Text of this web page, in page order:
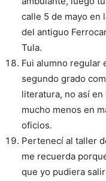
calle 5 de mayo en
del antiguo
Tula.
Fui alumno regular
segundo grado
literatura, no así
mucho menos en
oficios.
Pertenecí al taller
me recuerda
que yo pudiera